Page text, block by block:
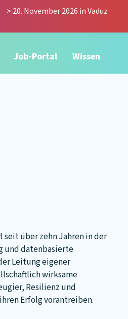
> 20. November 2026 in Vaduz
Job-Portal Wissen
seit über zehn Jahren in der
und datenbasierte
Leitung eigener
wirksame
Resilienz und
Erfolg vorantreiben.